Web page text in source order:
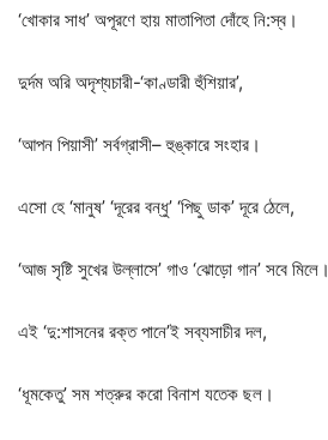
‘খোকার সাধ’ অপূরণে হায় মাতাপিতা দোঁহে নি:স্ব।
দুর্দম অরি অদৃশ্যচারী-‘কাণ্ডারী হুঁশিয়ার’,
‘আপন পিয়াসী’ সর্বগ্রাসী–হুঙ্কারে সংহার।
এসো হে ‘মানুষ’ ‘দূরের বন্ধু’ ‘পিছু ডাক’দূরে ঠেলে,
‘আজ সৃষ্টি সুখের উল্লাসে’ গাও ‘ঝোড়ো গান’ সবে মিলে।
এই ‘দু:শাসনের রক্ত পানে’ই সব্যসাচীর দল,
‘ধূমকেতু’ সম শত্রুর করো বিনাশ যতেক ছল।